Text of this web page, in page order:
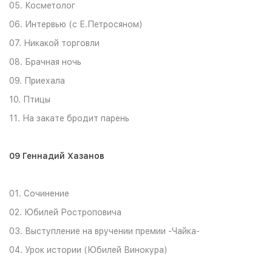
05. Косметолог
06. Интервью (с Е.Петросяном)
07. Никакой торговли
08. Брачная ночь
09. Приехала
10. Птицы
11. На закате бродит парень
09 Геннадий Хазанов
01. Сочинение
02. Юбилей Ростроповича
03. Выступление на вручении премии -Чайка-
04. Урок истории (Юбилей Винокура)